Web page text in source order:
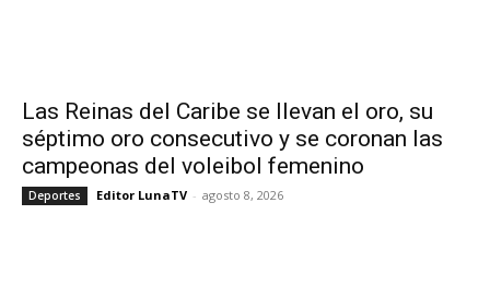
Las Reinas del Caribe se llevan el oro, su
séptimo oro consecutivo y se coronan las
campeonas del voleibol femenino
Deportes Editor LunaTV - agosto 8, 2026